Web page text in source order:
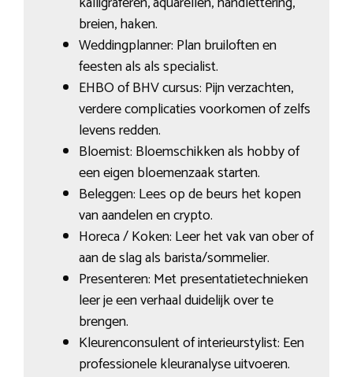
breien, haken.
Weddingplanner: Plan bruiloften en
feesten als als specialist.
EHBO of BHV cursus: Pijn verzachten,
verdere complicaties voorkomen of zelfs
levens redden.
Bloemist: Bloemschikken als hobby of
een eigen bloemenzaak starten.
Beleggen: Lees op de beurs het kopen
van aandelen en crypto.
Horeca / Koken: Leer het vak van ober of
aan de slag als barista/sommelier.
Presenteren: Met presentatietechnieken
leer je een verhaal duidelijk over te
brengen.
Kleurenconsulent of interieurstylist: Een
professionele kleuranalyse uitvoeren.